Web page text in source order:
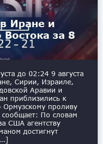
Иране и
за 8
до 02:24 9 августа
Сирии, Израиле,
Аравии и
приблизились к
проливу
сообщает: По словам
США агентству
достигнут